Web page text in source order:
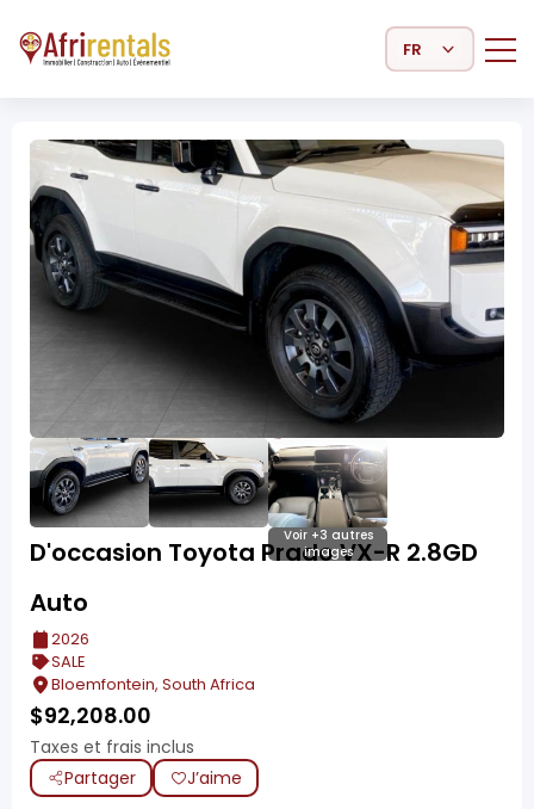
Select Language
Voir +3 autres
images
D'occasion Toyota Prado VX-R 2.8GD
Auto
2026
SALE
Bloemfontein, South Africa
$92,208.00
Taxes et frais inclus
Partager
J’aime